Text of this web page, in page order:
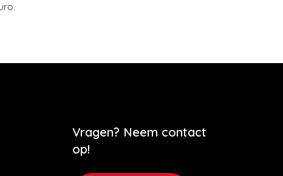
Vragen? Neem contact
op!